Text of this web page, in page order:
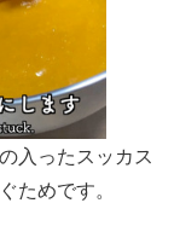
入ったスッカス
ためです。